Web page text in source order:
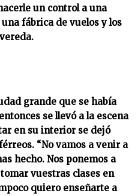
un control a una
fábrica de vuelos y los
grande que se había
se llevó a la escena
en su interior se dejó
“No vamos a venir a
hecho. Nos ponemos a
vuestras clases en
quiero enseñarte a